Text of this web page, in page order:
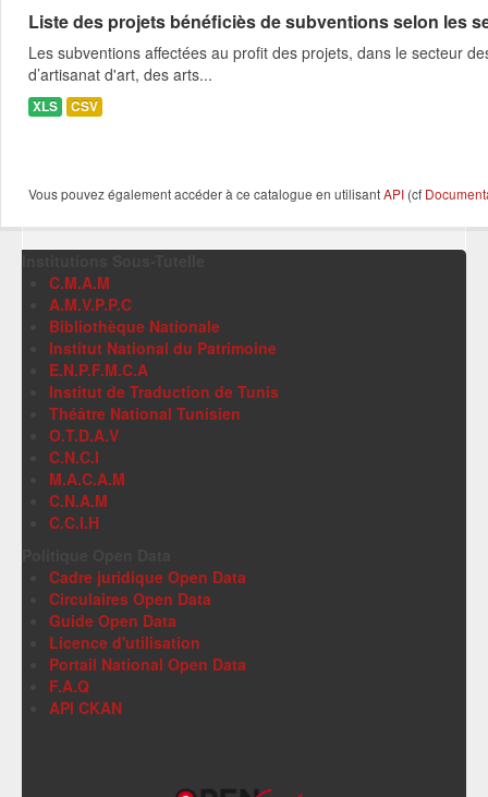
Liste des projets bénéficiès de subventions selon les
Les subventions affectées au profit des projets, dans le secteur
d’artisanat d'art, des arts...
XLS CSV
Vous pouvez également accéder à ce catalogue en utilisantAPI (cf
C.M.A.M
A.M.V.P.P.C
Bibliothèque Nationale
Institut National du Patrimoine
E.N.P.F.M.C.A
Institut de Traduction de Tunis
Théâtre National Tunisien
O.T.D.A.V
C.N.C.I
M.A.C.A.M
C.N.A.M
C.C.I.H
Cadre juridique Open Data
Circulaires Open Data
Guide Open Data
Licence d'utilisation
Portail National Open Data
F.A.Q
API CKAN